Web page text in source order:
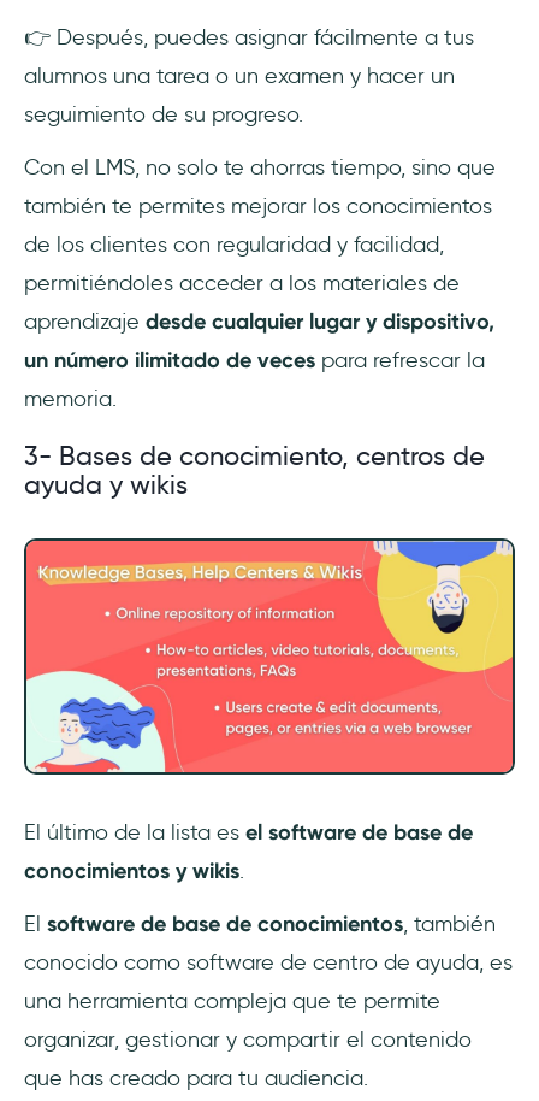
👉 Después, puedes asignar fácilmente a tus
alumnos una tarea o un examen y hacer un
seguimiento de su progreso.
Con el LMS, no solo te ahorras tiempo, sino que
también te permites mejorar los conocimientos
de los clientes con regularidad y facilidad,
permitiéndoles acceder a los materiales de
aprendizaje desde cualquier lugar y dispositivo,
un número ilimitado de veces para refrescar la
memoria.
3- Bases de conocimiento, centros de
ayuda y wikis
El último de la lista es el software de base de
conocimientos y wikis.
El software de base de conocimientos, también
conocido como software de centro de ayuda, es
una herramienta compleja que te permite
organizar, gestionar y compartir el contenido
que has creado para tu audiencia.